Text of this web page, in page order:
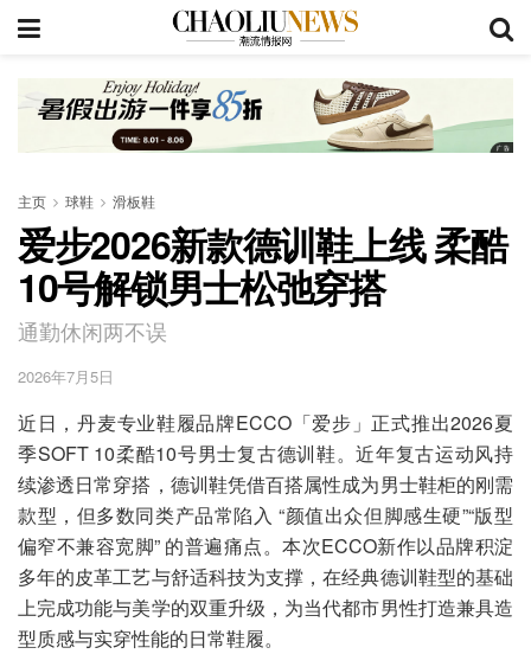
主页 球鞋 滑板鞋
爱步2026新款德训鞋上线 柔酷
10号解锁男士松弛穿搭
通勤休闲两不误
2026年7月5日
近日，丹麦专业鞋履品牌ECCO「爱步」正式推出2026夏
季SOFT 10柔酷10号男士复古德训鞋。近年复古运动风持
续渗透日常穿搭，德训鞋凭借百搭属性成为男士鞋柜的刚需
款型，但多数同类产品常陷入 “颜值出众但脚感生硬”“版型
偏窄不兼容宽脚” 的普遍痛点。本次ECCO新作以品牌积淀
多年的皮革工艺与舒适科技为支撑，在经典德训鞋型的基础
上完成功能与美学的双重升级，为当代都市男性打造兼具造
型质感与实穿性能的日常鞋履。